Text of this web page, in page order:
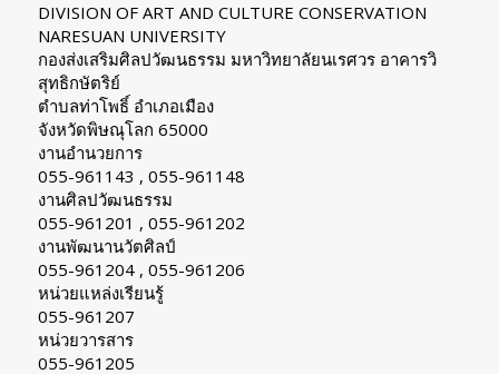
DIVISION OF ART AND CULTURE CONSERVATION
NARESUAN UNIVERSITY
กองส่งเสริมศิลปวัฒนธรรม มหาวิทยาลัยนเรศวร อาคารวิ
สุทธิกษัตริย์
ตำบลท่าโพธิ์ อำเภอเมือง
จังหวัดพิษณุโลก 65000
งานอำนวยการ
055-961143 , 055-961148
งานศิลปวัฒนธรรม
055-961201 , 055-961202
งานพัฒนานวัตศิลป์
055-961204 , 055-961206
หน่วยแหล่งเรียนรู้
055-961207
หน่วยวารสาร
055-961205